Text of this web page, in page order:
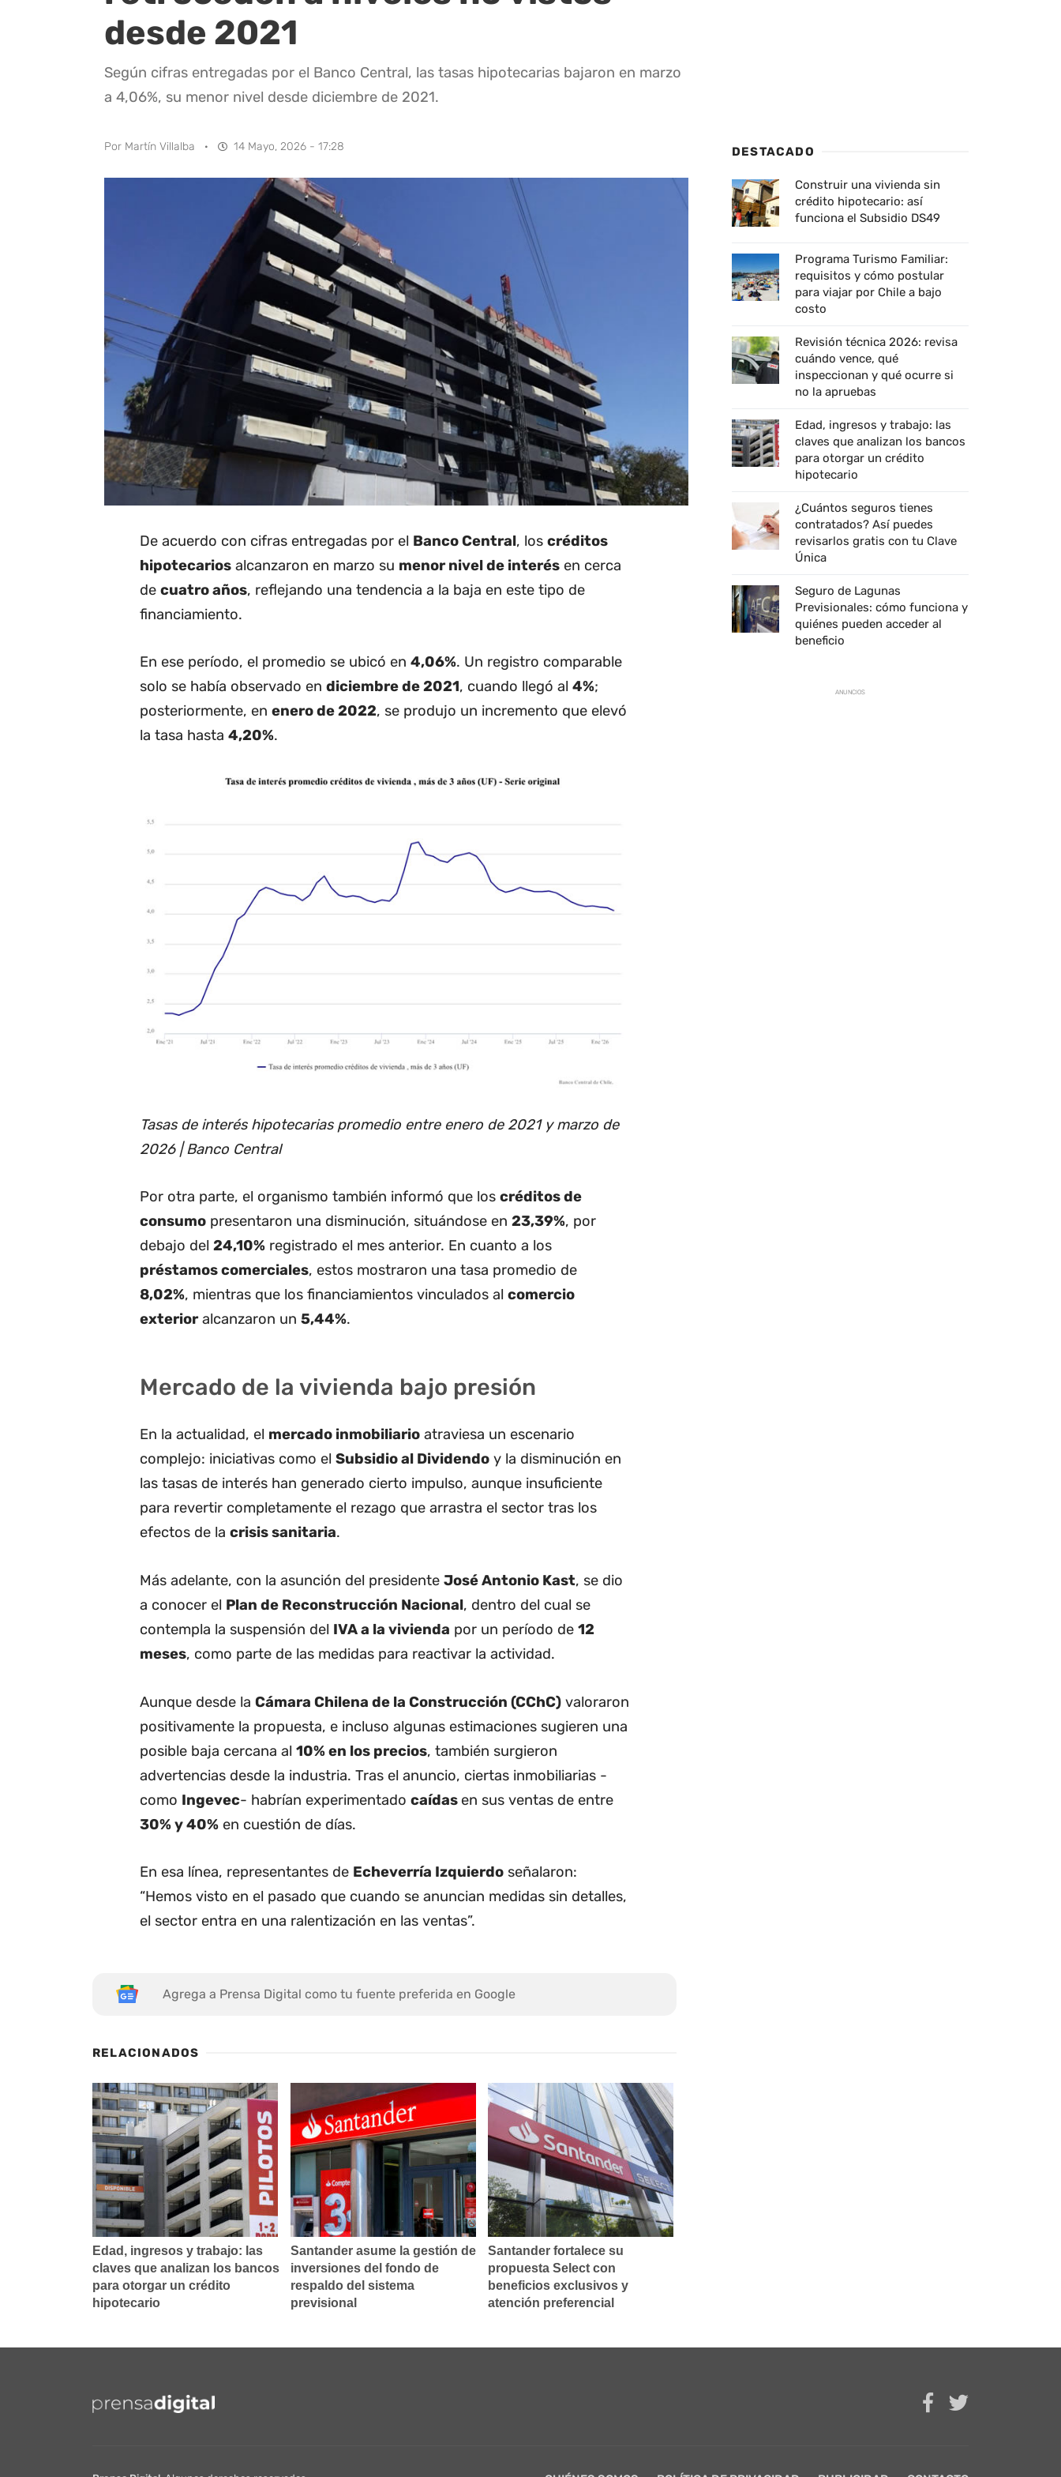
desde 2021
Según cifras entregadas por el Banco Central, las tasas hipotecarias bajaron en marzo
a 4,06%, su menor nivel desde diciembre de 2021.
Por Martín Villalba · 14 Mayo, 2026 - 17:28
De acuerdo con cifras entregadas por el Banco Central, los créditos
hipotecarios alcanzaron en marzo su menor nivel de interés en cerca
de cuatro años, reflejando una tendencia a la baja en este tipo de
financiamiento.
En ese período, el promedio se ubicó en 4,06%. Un registro comparable
solo se había observado en diciembre de 2021, cuando llegó al 4%;
posteriormente, en enero de 2022, se produjo un incremento que elevó
la tasa hasta 4,20%.
Tasas de interés hipotecarias promedio entre enero de 2021 y marzo de
2026 | Banco Central
Por otra parte, el organismo también informó que los créditos de
consumo presentaron una disminución, situándose en 23,39%, por
debajo del 24,10% registrado el mes anterior. En cuanto a los
préstamos comerciales, estos mostraron una tasa promedio de
8,02%, mientras que los financiamientos vinculados al comercio
exterioralcanzaron un 5,44%.
Mercado de la vivienda bajo presión
En la actualidad, el mercado inmobiliario atraviesa un escenario
complejo: iniciativas como el Subsidio al Dividendo y la disminución en
las tasas de interés han generado cierto impulso, aunque insuficiente
para revertir completamente el rezago que arrastra el sector tras los
efectos de la crisis sanitaria.
Más adelante, con la asunción del presidente José Antonio Kast, se dio
a conocer el Plan de Reconstrucción Nacional, dentro del cual se
contempla la suspensión del IVA a la vivienda por un período de 12
meses, como parte de las medidas para reactivar la actividad.
Aunque desde la Cámara Chilena de la Construcción (CChC) valoraron
positivamente la propuesta, e incluso algunas estimaciones sugieren una
posible baja cercana al 10% en los precios, también surgieron
advertencias desde la industria. Tras el anuncio, ciertas inmobiliarias -
como Ingevec- habrían experimentado caídas en sus ventas de entre
30% y 40% en cuestión de días.
En esa línea, representantes de Echeverría Izquierdo señalaron:
“Hemos visto en el pasado que cuando se anuncian medidas sin detalles,
el sector entra en una ralentización en las ventas”.
Agrega a Prensa Digital como tu fuente preferida en Google
RELACIONADOS
Edad, ingresos y trabajo: las
claves que analizan los bancos
para otorgar un crédito
hipotecario
Santander asume la gestión de
inversiones del fondo de
respaldo del sistema
previsional
Santander fortalece su
propuesta Select con
beneficios exclusivos y
atención preferencial
DESTACADO
Construir una vivienda sin
crédito hipotecario: así
funciona el Subsidio DS49
Programa Turismo Familiar:
requisitos y cómo postular
para viajar por Chile a bajo
costo
Revisión técnica 2026: revisa
cuándo vence, qué
inspeccionan y qué ocurre si
no la apruebas
Edad, ingresos y trabajo: las
claves que analizan los bancos
para otorgar un crédito
hipotecario
¿Cuántos seguros tienes
contratados? Así puedes
revisarlos gratis con tu Clave
Única
Seguro de Lagunas
Previsionales: cómo funciona y
quiénes pueden acceder al
beneficio
ANUNCIOS